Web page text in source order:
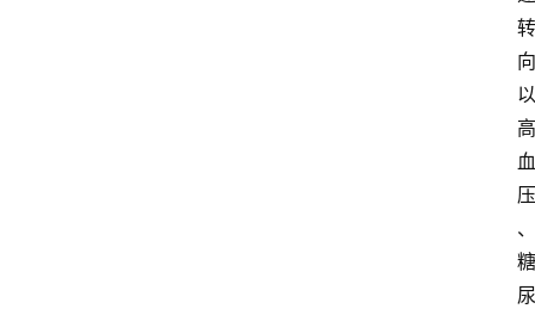
转
向
以
高
血
压
、
糖
尿